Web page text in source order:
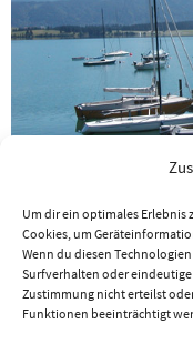
Um dir ein optimales
Cookies, um
Wenn du diesen
Surfverhalten oder eindeutige
Zustimmung nicht erteilst
Funktionen beeinträchtigt
Wassersportler und